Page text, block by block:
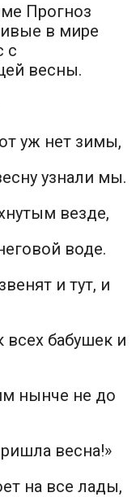
Прогноз
в мире
с
весны.
уж нет зимы,
узнали мы.
везде,
воде.
и тут, и
всех бабушек и
нынче не до
весна!»
на все лады,